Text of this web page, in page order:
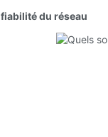
du réseau